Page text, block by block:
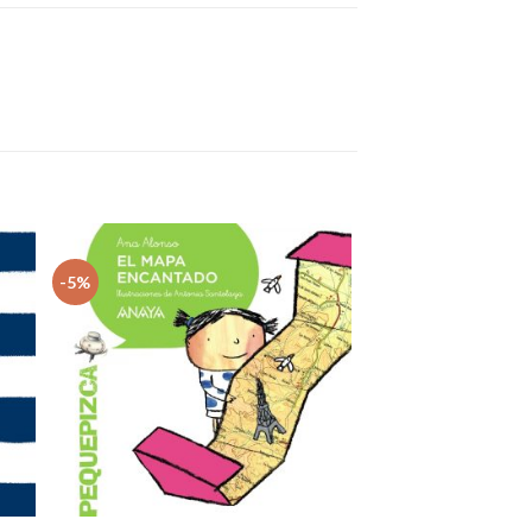
-5%
Añadir
a la
lista
de
deseos
+